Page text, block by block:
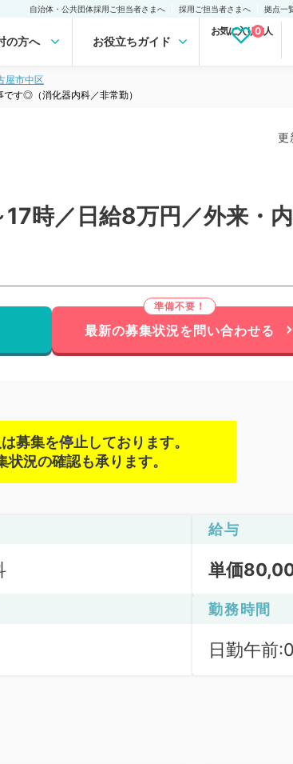
自治体・公共団体採用ご担当者さまへ 採用ご担当者さまへ 拠点一
の方へ お役立ちガイド
お気に入り求人
0
屋市中区
す◎（消化器内科／非常勤）
更
17時／日給8万円／外来・
最新の募集状況を問い合わせる
募集を停止しております。
状況の確認も承ります。
給与
単価
勤務時間
日勤午前